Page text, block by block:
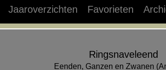
Jaaroverzichten Favorieten
Ringsnaveleend
Eenden, Ganzen en Zwanen